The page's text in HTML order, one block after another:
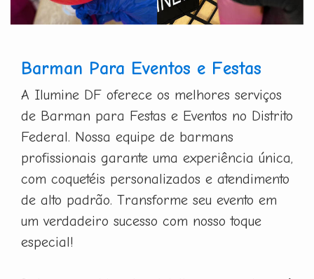
Barman Para Eventos e Festas
A Ilumine DF oferece os melhores serviços
de Barman para Festas e Eventos no Distrito
Federal. Nossa equipe de barmans
profissionais garante uma experiência única,
com coquetéis personalizados e atendimento
de alto padrão. Transforme seu evento em
um verdadeiro sucesso com nosso toque
especial!